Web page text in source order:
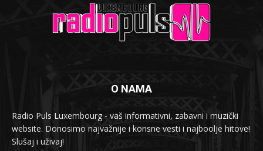
O NAMA
Radio Puls Luxembourg - vaš informativni, zabavni i muzički
website. Donosimo najvažnije i korisne vesti i najboolje hitove!
Slušaj i uživaj!